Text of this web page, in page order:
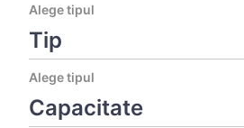
Alege tipul
Tip
Alege tipul
Capacitate